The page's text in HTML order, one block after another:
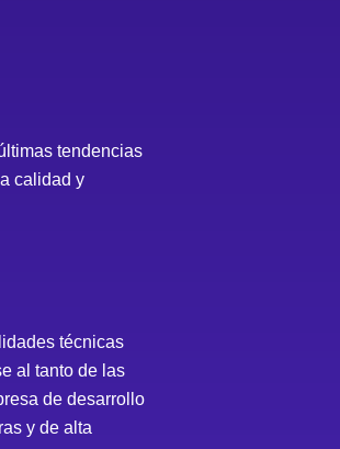
tendencias
calidad y
técnicas
al tanto de las
de desarrollo
y de alta